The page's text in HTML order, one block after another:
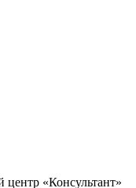
«Консультант»